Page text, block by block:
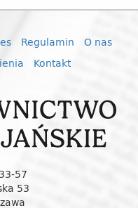
Regulamin
O nas
Kontakt
57
53